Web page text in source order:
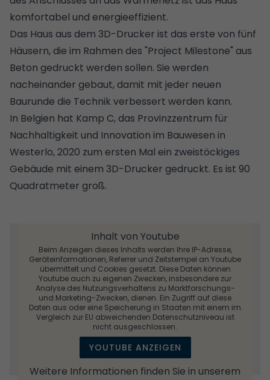
komfortabel und energieeffizient.
Das Haus aus dem 3D-Drucker ist das erste von fünf
Häusern, die im Rahmen des "Project Milestone" aus
Beton gedruckt werden sollen. Sie werden
nacheinander gebaut, damit mit jeder neuen
Baurunde die Technik verbessert werden kann.
In Belgien hat Kamp C, das Provinzzentrum für
Nachhaltigkeit und Innovation im Bauwesen in
Westerlo, 2020 zum ersten Mal ein zweistöckiges
Gebäude mit einem 3D-Drucker gedruckt. Es ist 90
Quadratmeter groß.
Inhalt von Youtube
Beim Anzeigen dieses Inhalts werden Ihre IP-Adresse,
Geräteinformationen, Referrer und Zeitstempel an Youtube
übermittelt und Cookies gesetzt. Diese Daten können
Youtube auch zu eigenen Zwecken, insbesondere zur
Analyse des Nutzungsverhaltens zu Marktforschungs-
und Marketing-Zwecken, dienen. Ein Zugriff auf diese
Daten aus oder eine Speicherung in Staaten mit einem im
Vergleich zur EU abweichenden Datenschutzniveau ist
nicht ausgeschlossen.
YOUTUBE ANZEIGEN
Weitere Informationen finden Sie in unserem